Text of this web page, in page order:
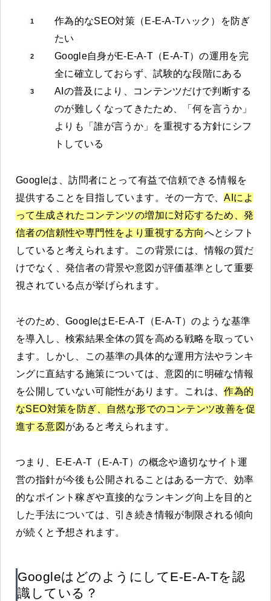
作為的なSEO対策（E-E-A-Tハック）を防ぎ
たい
Google自身がE-E-A-T（E-A-T）の運用を完
全に確立しておらず、試験的な段階にある
AIの普及により、コンテンツだけで判断する
のが難しくなってきたため、「何を言うか」
よりも「誰が言うか」を重視する方針にシフ
トしている
Googleは、訪問者にとって有益で信頼できる情報を
提供することを目指しています。その一方で、AIによ
って生成されたコンテンツの増加に対応するため、発
信者の信頼性や専門性をより重視する方向へとシフト
していると考えられます。この背景には、情報の質だ
けでなく、発信者の背景や意図が評価基準として重要
視されている点が挙げられます。
そのため、GoogleはE-E-A-T（E-A-T）のような基準
を導入し、検索結果全体の質を高める戦略を取ってい
ます。しかし、この基準の具体的な運用方法やランキ
ングに直結する施策については、意図的に明確な情報
を公開していない可能性があります。これは、作為的
なSEO対策を防ぎ、自然な形でのコンテンツ改善を促
進する意図 があると考えられます。
つまり、E-E-A-T（E-A-T）の概念や適切なサイト運
営の指針が今後も公開されることはある一方で、効率
的なポイント稼ぎや直接的なランキング向上を目的と
した手法については、引き続き情報が制限される傾向
が続くと予想されます。
GoogleはどのようにしてE-E-A-Tを認
識している？